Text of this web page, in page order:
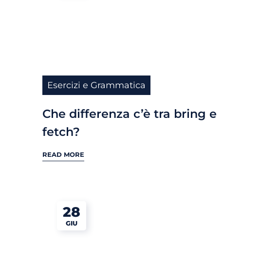
Esercizi e Grammatica
Che differenza c’è tra bring e
fetch?
READ MORE
28
GIU